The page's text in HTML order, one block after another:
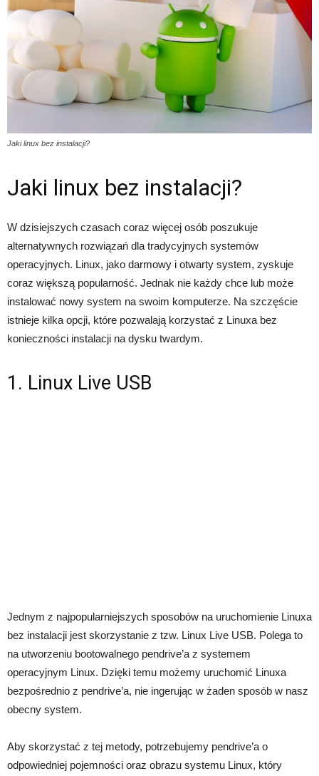
Jaki linux bez instalacji?
Jaki linux bez instalacji?
W dzisiejszych czasach coraz więcej osób poszukuje
alternatywnych rozwiązań dla tradycyjnych systemów
operacyjnych. Linux, jako darmowy i otwarty system, zyskuje
coraz większą popularność. Jednak nie każdy chce lub może
instalować nowy system na swoim komputerze. Na szczęście
istnieje kilka opcji, które pozwalają korzystać z Linuxa bez
konieczności instalacji na dysku twardym.
1. Linux Live USB
Jednym z najpopularniejszych sposobów na uruchomienie Linuxa
bez instalacji jest skorzystanie z tzw. Linux Live USB. Polega to
na utworzeniu bootowalnego pendrive’a z systemem
operacyjnym Linux. Dzięki temu możemy uruchomić Linuxa
bezpośrednio z pendrive’a, nie ingerując w żaden sposób w nasz
obecny system.
Aby skorzystać z tej metody, potrzebujemy pendrive’a o
odpowiedniej pojemności oraz obrazu systemu Linux, który